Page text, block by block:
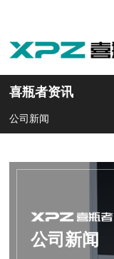
喜瓶者资讯
公司新闻
公司新闻